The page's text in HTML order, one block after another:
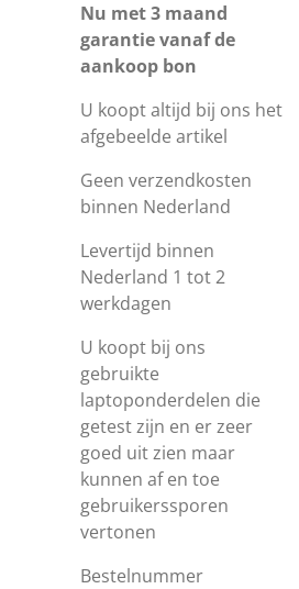
Nu met 3 maand
garantie vanaf de
aankoop bon
U koopt altijd bij ons het
afgebeelde artikel
Geen verzendkosten
binnen Nederland
Levertijd binnen
Nederland 1 tot 2
werkdagen
U koopt bij ons
gebruikte
laptoponderdelen die
getest zijn en er zeer
goed uit zien maar
kunnen af en toe
gebruikerssporen
vertonen
Bestelnummer